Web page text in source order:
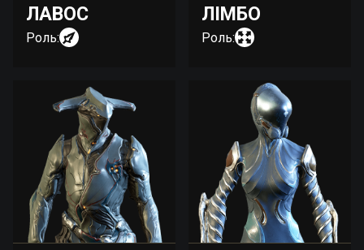
ЛАВОС
Роль:
ЛІМБО
Роль: